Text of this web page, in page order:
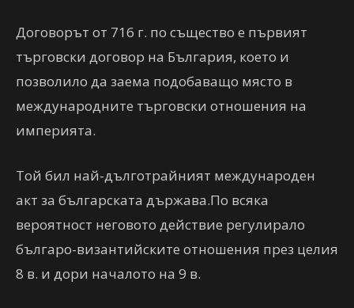
Договорът от 716 г. по същество е първият
търговски договор на България, което и
позволило да заема подобаващо място в
международните търговски отношения на
империята.
Той бил най-дълготрайният международен
акт за българската държава.По всяка
вероятност неговото действие регулирало
българо-византийските отношения през целия
8 в. и дори началото на 9 в.